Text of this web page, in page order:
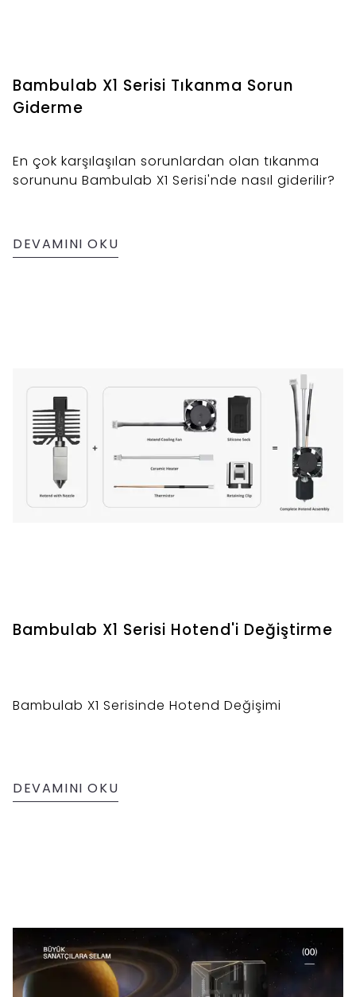
Bambulab X1 Serisi Tıkanma Sorun
Giderme
En çok karşılaşılan sorunlardan olan tıkanma
sorununu Bambulab X1 Serisi'nde nasıl giderilir?
DEVAMINI OKU
Bambulab X1 Serisi Hotend'i Değiştirme
Bambulab X1 Serisinde Hotend Değişimi
DEVAMINI OKU